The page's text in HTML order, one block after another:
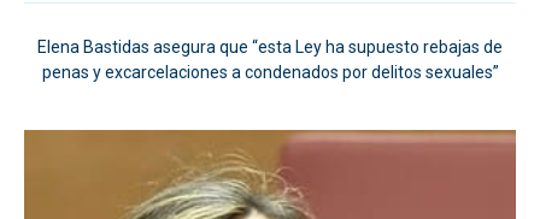
Elena Bastidas asegura que “esta Ley ha supuesto rebajas de
penas y excarcelaciones a condenados por delitos sexuales”